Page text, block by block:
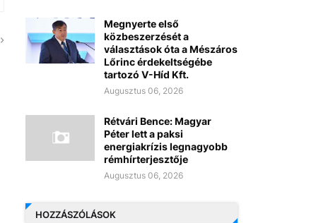
Megnyerte első
közbeszerzését a
választások óta a Mészáros
Lőrinc érdekeltségébe
tartozó V-Híd Kft.
Augusztus 06, 2026
Rétvári Bence: Magyar
Péter lett a paksi
energiakrízis legnagyobb
rémhírterjesztője
Augusztus 06, 2026
HOZZÁSZÓLÁSOK